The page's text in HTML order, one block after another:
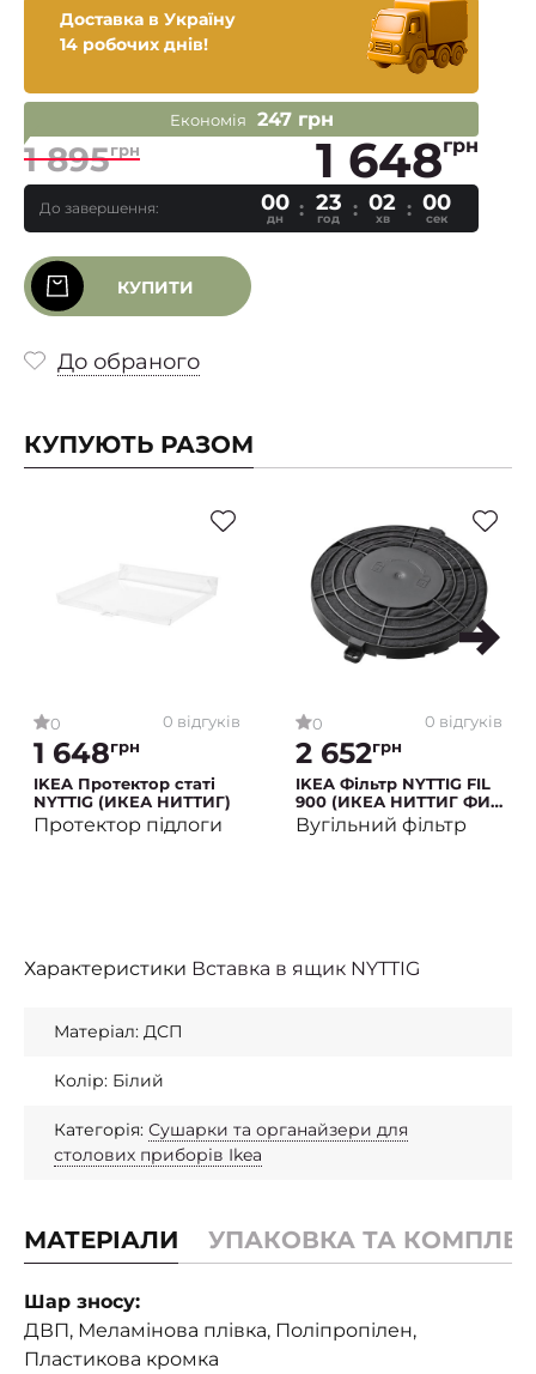
Доставка в Україну
14 робочих днів!
Економія 247 грн
1 895грн 1 648грн
До завершення: 00
дн
23
год
01
хв
59
сек
КУПИТИ
До обраного
КУПУЮТЬ РАЗОМ
0 0 відгуків
1 648грн
IKEA Протектор статі
NYTTIG (ИКЕА НИТТИГ)
Протектор підлоги
0 0 відгуків
2 652грн
IKEA Фільтр NYTTIG FIL
900 (ИКЕА НИТТИГ ФИЛ
900)
Вугільний фільтр
Характеристики Вставка в ящик NYTTIG
Матеріал: ДСП
Колір: Білий
Категорія: Сушарки та органайзери для
столових приборів Ikea
МАТЕРІАЛИ УПАКОВКА ТА
Шар зносу:
ДВП, Меламінова плівка, Поліпропілен,
Пластикова кромка